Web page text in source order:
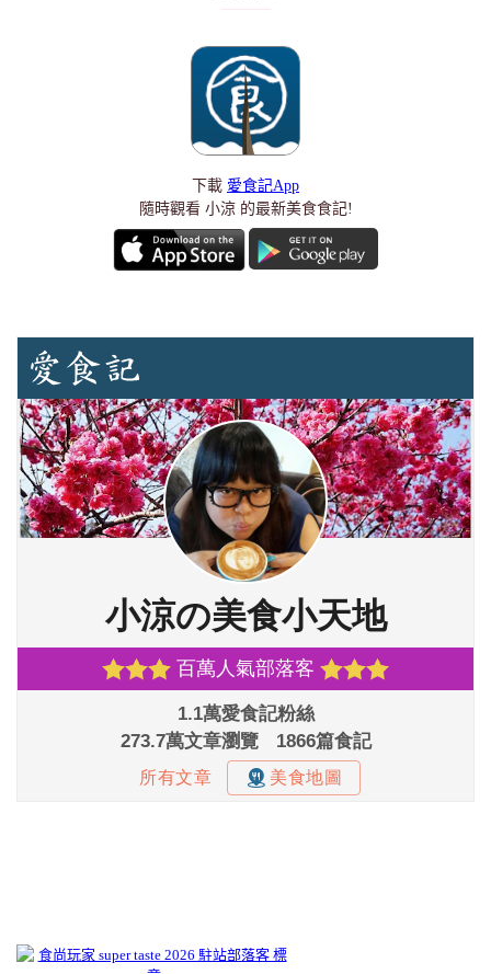
下載 愛食記App
隨時觀看 小涼 的最新美食食記!